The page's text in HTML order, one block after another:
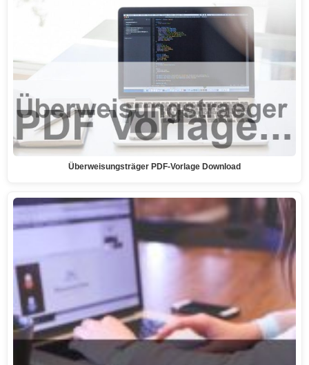
Überweisungsträger PDF-Vorlage Download